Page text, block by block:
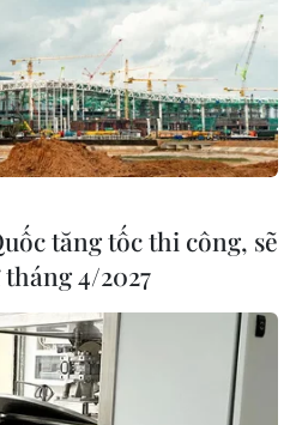
lừa đảo giả mạo
tăng tốc thi công, sẽ
4/2027